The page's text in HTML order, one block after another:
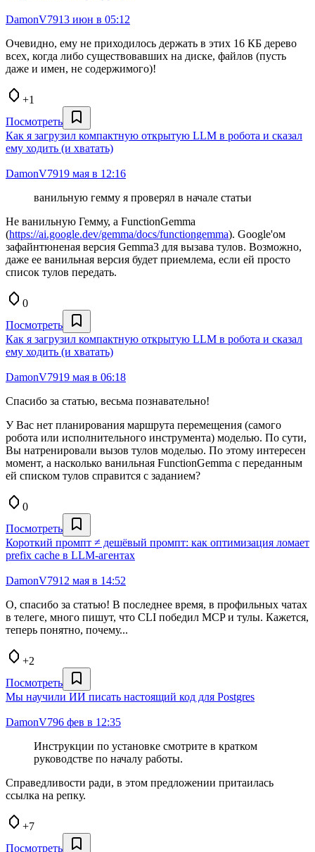
DamonV7913 июн в 05:12
Очевидно, ему не приходилось держать в этих 16 КБ дерево
всех, когда либо существовавших на диске, файлов (пусть
даже и имен, не содержимого)!
+1
Посмотреть
Как я загрузил компактную открытую LLM в робота и сказал
ему ходить (и хватать)
DamonV7919 мая в 12:16
ванильную гемму я проверял в начале статьи
Не ванильную Гемму, а FunctionGemma
(https://ai.google.dev/gemma/docs/functiongemma). Google'ом
зафайнтюненая версия Gemma3 для вызава тулов. Возможно,
даже ее ванильная версия будет приемлема, если ей просто
список тулов передать.
0
Посмотреть
Как я загрузил компактную открытую LLM в робота и сказал
ему ходить (и хватать)
DamonV7919 мая в 06:18
Спасибо за статью, весьма познавательно!
У Вас нет планирования маршрута перемещения (самого
робота или исполнительного инструмента) моделью. По сути,
Вы натренировали вызов тулов моделью. По этому интересен
момент, а насколько ванильная FunctionGemma с переданным
ей списком тулов справится с заданием?
0
Посмотреть
Короткий промпт ≠ дешёвый промпт: как оптимизация ломает
prefix cache в LLM-агентах
DamonV7912 мая в 14:52
О, спасибо за статью! В последнее время, в профильных чатах
в телеге, много пишут, что CLI победил MCP и тулы. Кажется,
теперь понятно, почему...
+2
Посмотреть
Мы научили ИИ писать настоящий код для Postgres
DamonV796 фев в 12:35
Инструкции по установке смотрите в кратком
руководстве по началу работы.
Справедливости ради, в этом предложении притаилась
ссылка на репку.
+7
Посмотреть